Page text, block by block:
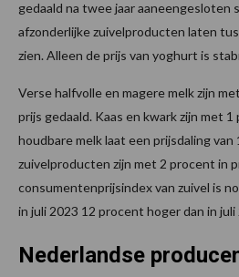
gedaald na twee jaar aaneengesloten
afzonderlijke zuivelproducten laten
zien. Alleen de prijs van yoghurt is
Verse halfvolle en magere melk zijn
prijs gedaald. Kaas en kwark zijn met
houdbare melk laat een prijsdaling
zuivelproducten zijn met 2 procent in
consumentenprijsindex van zuivel is
in juli 2023 12 procent hoger dan in juli
Nederlandse